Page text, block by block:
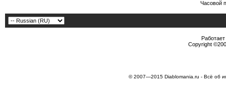
Часовой
Copyright
© 2007—2015 Diablomania.ru - Всё об